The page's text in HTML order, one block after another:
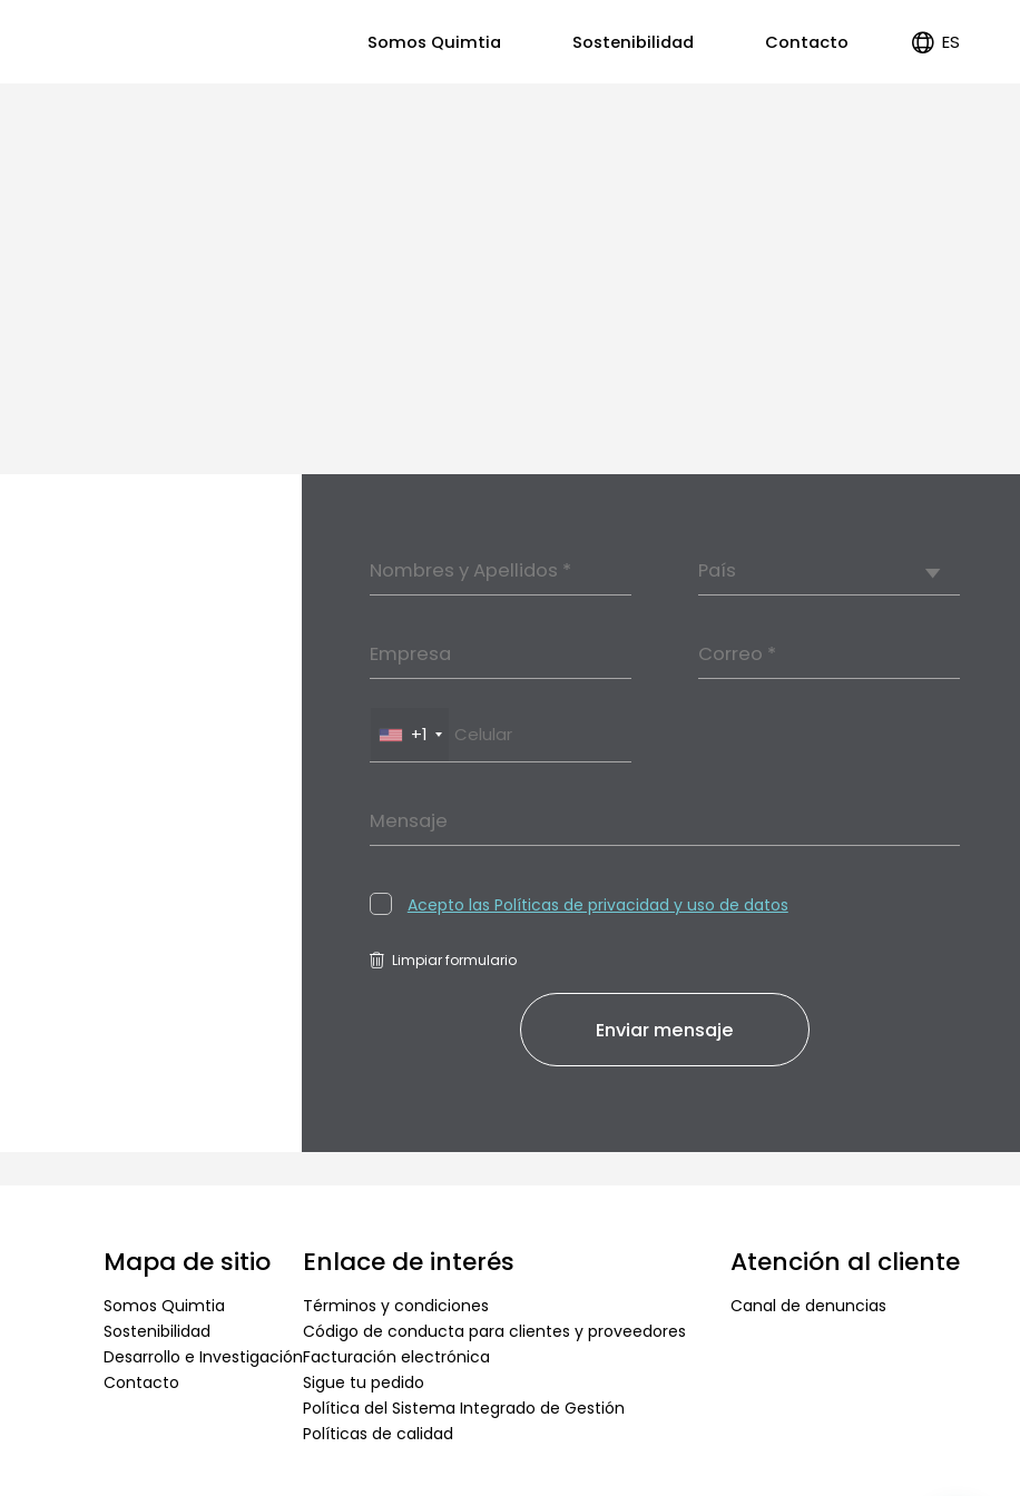
Somos Quimtia Sostenibilidad Contacto ES
Nombres y Apellidos * País
Empresa Correo *
+1
Mensaje
Acepto las Políticas de privacidad y uso de datos
Limpiar formulario
Mapa de sitio
Somos Quimtia
Sostenibilidad
Desarrollo e Investigación
Contacto
Enlace de interés
Términos y condiciones
Código de conducta para clientes y proveedores
Facturación electrónica
Sigue tu pedido
Política del Sistema Integrado de Gestión
Políticas de calidad
Atención al cliente
Canal de denuncias